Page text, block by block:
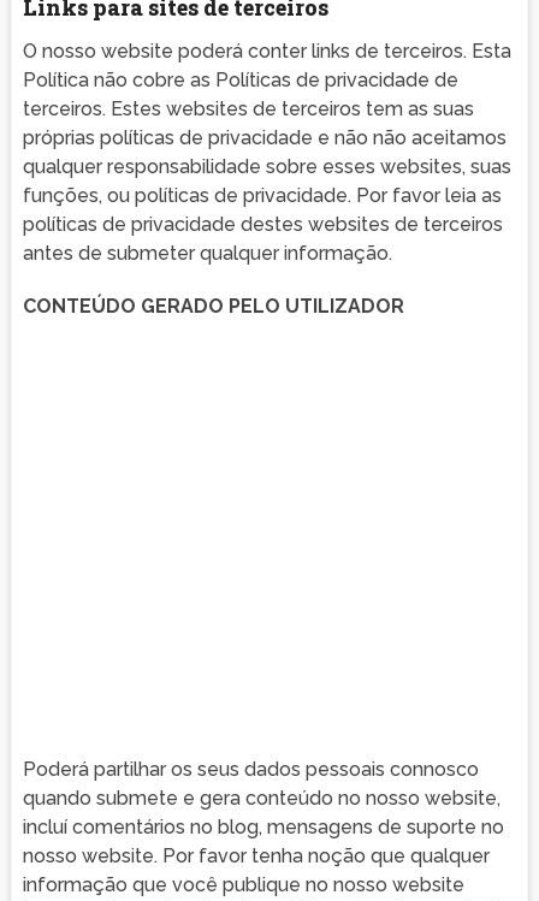
Links para sites de terceiros
O nosso website poderá conter links de terceiros. Esta
Política não cobre as Políticas de privacidade de
terceiros. Estes websites de terceiros tem as suas
próprias políticas de privacidade e não não aceitamos
qualquer responsabilidade sobre esses websites, suas
funções, ou políticas de privacidade. Por favor leia as
políticas de privacidade destes websites de terceiros
antes de submeter qualquer informação.
CONTEÚDO GERADO PELO UTILIZADOR
Poderá partilhar os seus dados pessoais connosco
quando submete e gera conteúdo no nosso website,
incluí comentários no blog, mensagens de suporte no
nosso website. Por favor tenha noção que qualquer
informação que você publique no nosso website